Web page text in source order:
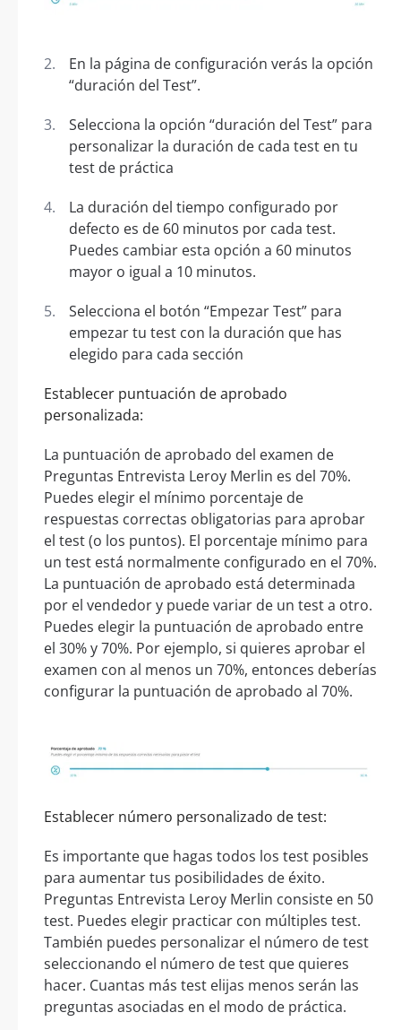
En la página de configuración verás la opción
“duración del Test”.
Selecciona la opción “duración del Test” para
personalizar la duración de cada test en tu
test de práctica
La duración del tiempo configurado por
defecto es de 60 minutos por cada test.
Puedes cambiar esta opción a 60 minutos
mayor o igual a 10 minutos.
Selecciona el botón “Empezar Test” para
empezar tu test con la duración que has
elegido para cada sección
Establecer puntuación de aprobado
personalizada:
La puntuación de aprobado del examen de
Preguntas Entrevista Leroy Merlin es del 70%.
Puedes elegir el mínimo porcentaje de
respuestas correctas obligatorias para aprobar
el test (o los puntos). El porcentaje mínimo para
un test está normalmente configurado en el 70%.
La puntuación de aprobado está determinada
por el vendedor y puede variar de un test a otro.
Puedes elegir la puntuación de aprobado entre
el 30% y 70%. Por ejemplo, si quieres aprobar el
examen con al menos un 70%, entonces deberías
configurar la puntuación de aprobado al 70%.
Establecer número personalizado de test:
Es importante que hagas todos los test posibles
para aumentar tus posibilidades de éxito.
Preguntas Entrevista Leroy Merlin consiste en 50
test. Puedes elegir practicar con múltiples test.
También puedes personalizar el número de test
seleccionando el número de test que quieres
hacer. Cuantas más test elijas menos serán las
preguntas asociadas en el modo de práctica.